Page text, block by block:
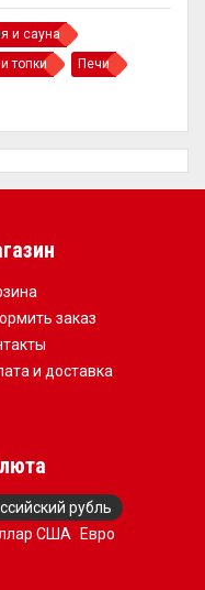
и сауна
топки
Печи
заказ
и доставка
рубль
США
Евро